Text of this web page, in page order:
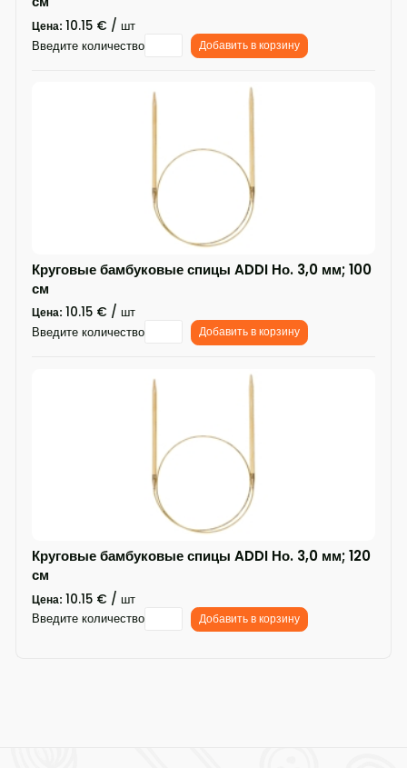
Цена: 10.15 € / шт
Введите количество
Добавить в корзину
Круговые бамбуковые спицы ADDI Но. 3,0 мм; 100
см
Цена: 10.15 € / шт
Введите количество
Добавить в корзину
Круговые бамбуковые спицы ADDI Но. 3,0 мм; 120
см
Цена: 10.15 € / шт
Введите количество
Добавить в корзину